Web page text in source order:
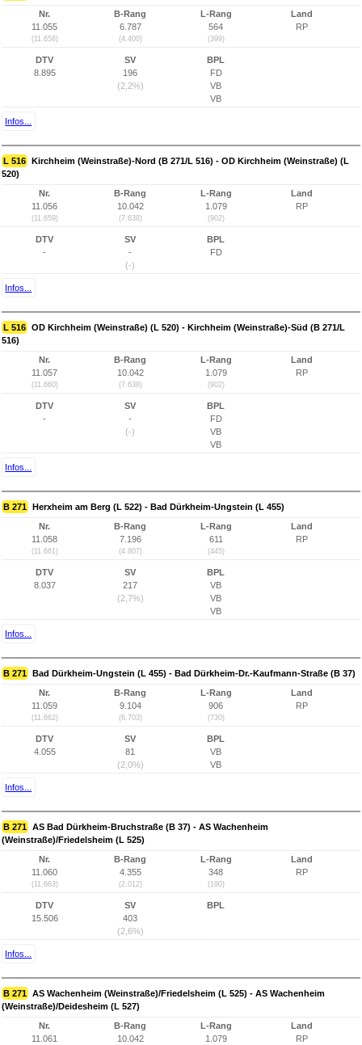
Nr.
11.055
(11.658)
B-Rang
6.787
(4.400)
L-Rang
564
(399)
Land
RP
DTV
8.895
SV
196
(2,2%)
BPL
FD
VB
VB
Infos...
L 516 Kirchheim (Weinstraße)-Nord (B 271/L 516) - OD Kirchheim (Weinstraße) (L
520)
Nr.
11.056
(11.659)
B-Rang
10.042
(7.638)
L-Rang
1.079
(902)
Land
RP
DTV
-
SV
-
(-)
BPL
FD
Infos...
L 516 OD Kirchheim (Weinstraße) (L 520) - Kirchheim (Weinstraße)-Süd (B 271/L
516)
Nr.
11.057
(11.660)
B-Rang
10.042
(7.638)
L-Rang
1.079
(902)
Land
RP
DTV
-
SV
-
(-)
BPL
FD
VB
VB
Infos...
B 271 Herxheim am Berg (L 522) - Bad Dürkheim-Ungstein (L 455)
Nr.
11.058
(11.661)
B-Rang
7.196
(4.807)
L-Rang
611
(445)
Land
RP
DTV
8.037
SV
217
(2,7%)
BPL
VB
VB
VB
Infos...
B 271 Bad Dürkheim-Ungstein (L 455) - Bad Dürkheim-Dr.-Kaufmann-Straße (B 37)
Nr.
11.059
(11.662)
B-Rang
9.104
(6.703)
L-Rang
906
(730)
Land
RP
DTV
4.055
SV
81
(2,0%)
BPL
VB
VB
Infos...
B 271 AS Bad Dürkheim-Bruchstraße (B 37) - AS Wachenheim
(Weinstraße)/Friedelsheim (L 525)
Nr.
11.060
(11.663)
B-Rang
4.355
(2.012)
L-Rang
348
(190)
Land
RP
DTV
15.506
SV
403
(2,6%)
BPL
Infos...
B 271 AS Wachenheim (Weinstraße)/Friedelsheim (L 525) - AS Wachenheim
(Weinstraße)/Deidesheim (L 527)
Nr.
11.061
B-Rang
10.042
L-Rang
1.079
Land
RP